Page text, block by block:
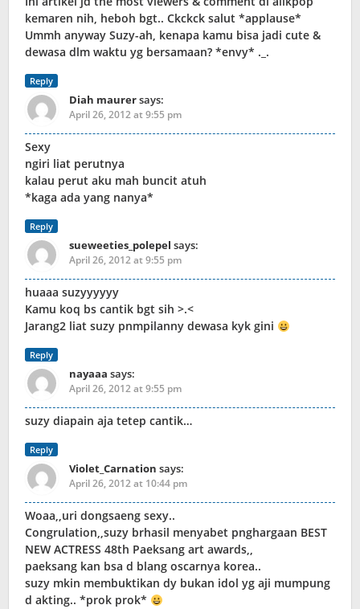
kemaren nih, heboh bgt.. Ckckck salut *applause*
Ummh anyway Suzy-ah, kenapa kamu bisa jadi cute &
dewasa dlm waktu yg bersamaan? *envy* ._.
Reply
Diah maurersays:
April 26, 2012 at 9:55 pm
Sexy
ngiri liat perutnya
kalau perut aku mah buncit atuh
*kaga ada yang nanya*
Reply
sueweeties_polepel says:
April 26, 2012 at 9:55 pm
huaaa suzyyyyyy
Kamu koq bs cantik bgt sih >.<
Jarang2 liat suzy pnmpilanny dewasa kyk gini
Reply
nayaaa says:
April 26, 2012 at 9:55 pm
suzy diapain aja tetep cantik…
Reply
Violet_Carnation says:
April 26, 2012 at 10:44 pm
Woaa,,uri dongsaeng sexy..
Congrulation,,suzy brhasil menyabet pnghargaan BEST
NEW ACTRESS 48th Paeksang art awards,,
paeksang kan bsa d blang oscarnya korea..
suzy mkin membuktikan dy bukan idol yg aji mumpung
d akting.. *prok prok*